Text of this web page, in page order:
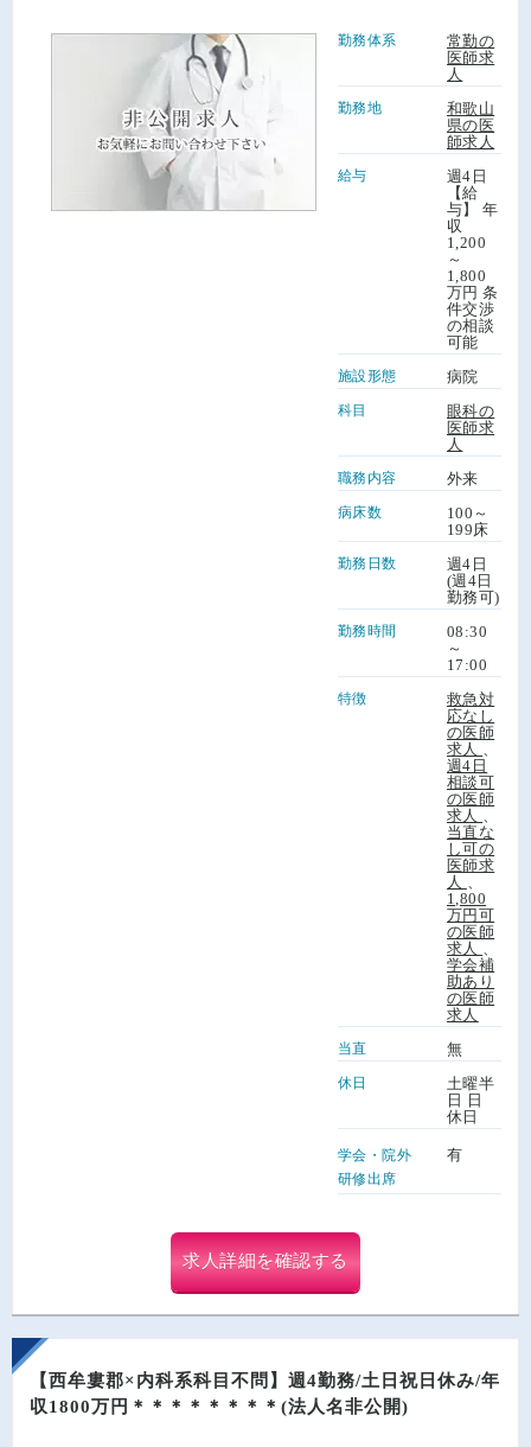
勤務体系
常勤の
医師求
人
勤務地
和歌山
県の医
師求人
給与
週4日
【給
与】 年
収
1,200
～
1,800
万円 条
件交渉
の相談
可能
施設形態 病院
科目
眼科の
医師求
人
職務内容 外来
病床数
100～
199床
勤務日数
週4日
(週4日
勤務可)
勤務時間
08:30
～
17:00
特徴
救急対
応なし
の医師
求人
週4日
相談可
の医師
求人
当直な
し可の
医師求
人
1,800
万円可
の医師
求人
学会補
助あり
の医師
求人
当直 無
休日
土曜半
日 日
休日
学会・院外
研修出席
有
求人詳細を確認する
【西牟婁郡×内科系科目不問】週4勤務/土日祝日休み/年
収1800万円＊＊＊＊＊＊＊＊(法人名非公開)